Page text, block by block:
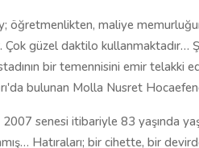
öğretmenlikten, maliye
Çok güzel daktilo
bir temennisini emir telakki
bulunan Molla Nusret
2007 senesi itibariyle 83 yaşında
Hatıraları; bir cihette, bir